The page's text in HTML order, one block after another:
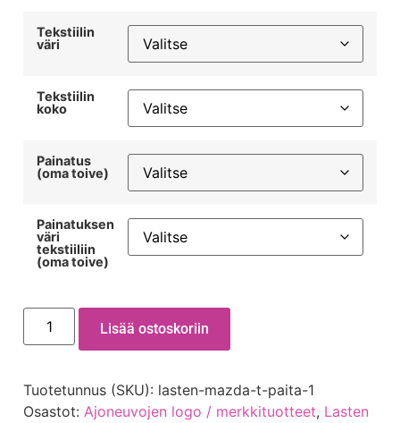
Tekstiilin
väri
Tekstiilin
koko
Painatus
(oma toive)
Painatuksen
väri
tekstiiliin
(oma toive)
Lisää ostoskoriin
Tuotetunnus (SKU): lasten-mazda-t-paita-1
Osastot: Ajoneuvojen logo / merkkituotteet, Lasten